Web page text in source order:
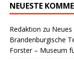
NEUESTE
Redaktion zu
Brandenburgische
Forster – Museum